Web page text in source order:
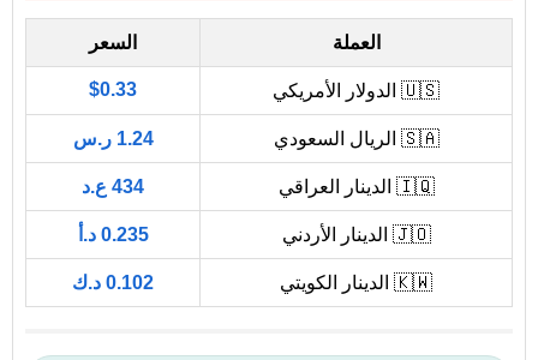
العملة السعر
🇺🇸 الدولار الأمريكي $0.33
🇸🇦 الريال السعودي 1.24 ر.س
🇮🇶 الدينار العراقي 434 ع.د
🇯🇴 الدينار الأردني 0.235 د.أ
🇰🇼 الدينار الكويتي 0.102 د.ك